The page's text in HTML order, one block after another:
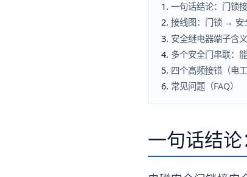
一句话结论：门锁
接线图：门锁 →
安全继电器端子含
多个安全门串联：
四个高频接错（电
常见问题（FAQ）
一句话结